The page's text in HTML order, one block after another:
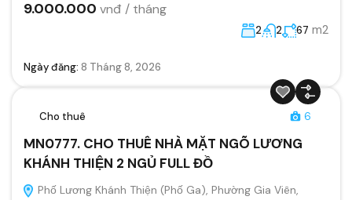
9.000.000 vnđ / tháng
2 2 67 m2
Ngày đăng: 8 Tháng 8, 2026
Cho thuê 6
MN0777. CHO THUÊ NHÀ MẶT NGÕ LƯƠNG
KHÁNH THIỆN 2 NGỦ FULL ĐỒ
Phố Lương Khánh Thiện (Phố Ga), Phường Gia Viên,